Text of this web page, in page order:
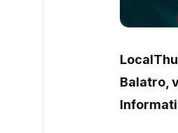
Balatro,